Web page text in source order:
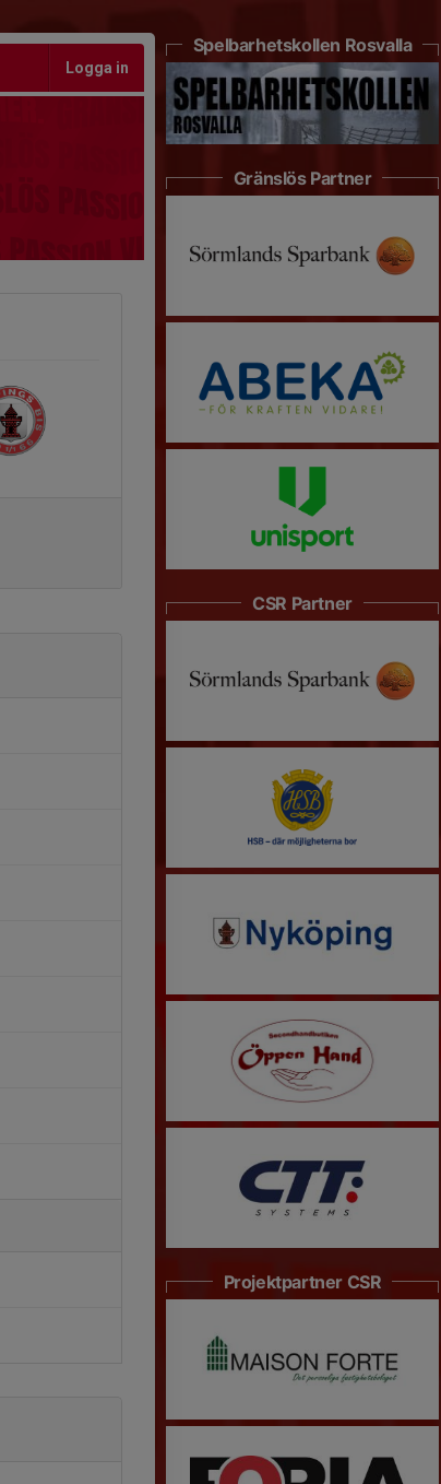
Logga in
Spelbarhetskollen Rosvalla
Gränslös Partner
CSR Partner
Projektpartner CSR